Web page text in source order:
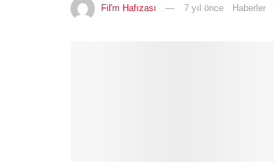
Fil'm Hafızası 7 yıl önce Haberler